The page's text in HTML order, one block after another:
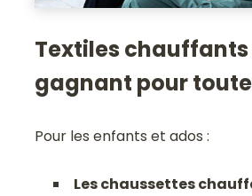
Textiles chauffants
gagnant pour
Pour les enfants et ados :
Les chaussettes